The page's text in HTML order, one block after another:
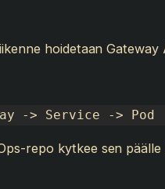
hoidetaan Gateway
-> Service -> Pod
repo kytkee sen